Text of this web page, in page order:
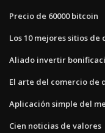
Precio de 60000 bitcoin
Los 10 mejores sitios
Aliado invertir
El arte del comercio de
Aplicación simple del
Cien noticias de valores